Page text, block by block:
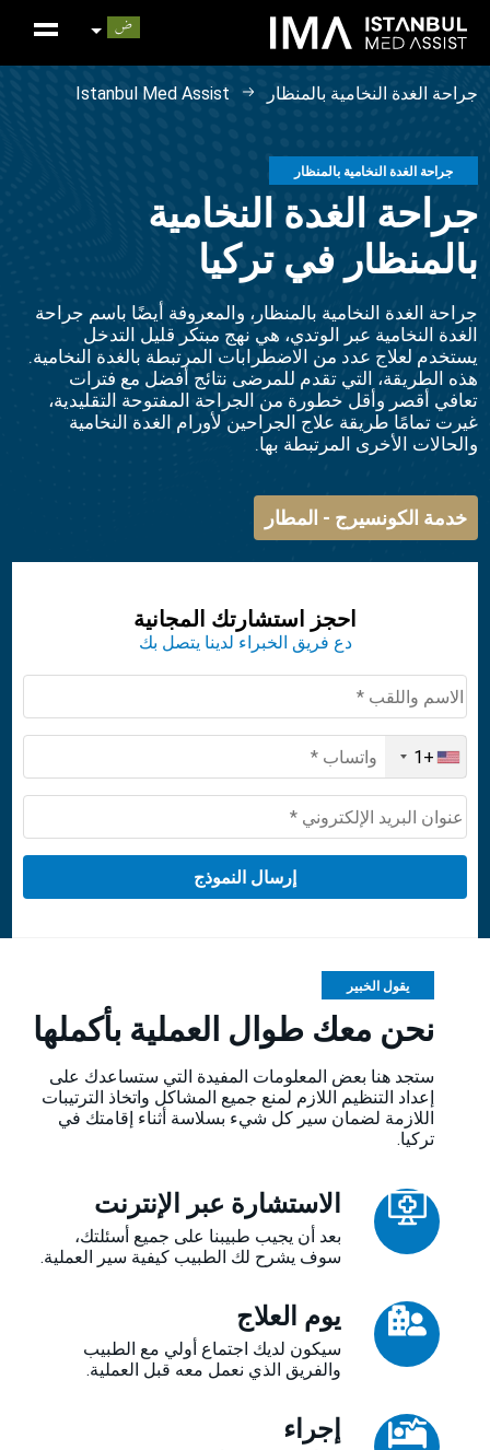
Istanbul Med Assist جراحة الغدة النخامية بالمنظار
جراحة الغدة النخامية بالمنظار
جراحة الغدة النخامية
بالمنظار في تركيا
جراحة الغدة النخامية بالمنظار، والمعروفة أيضًا باسم جراحة
الغدة النخامية عبر الوتدي، هي نهج مبتكر قليل التدخل
يستخدم لعلاج عدد من الاضطرابات المرتبطة بالغدة النخامية.
هذه الطريقة، التي تقدم للمرضى نتائج أفضل مع فترات
تعافي أقصر وأقل خطورة من الجراحة المفتوحة التقليدية،
غيرت تمامًا طريقة علاج الجراحين لأورام الغدة النخامية
والحالات الأخرى المرتبطة بها.
خدمة الكونسيرج - المطار
احجز استشارتك المجانية
دع فريق الخبراء لدينا يتصل بك
United
States
+1
+1
يقول الخبير
نحن معك طوال العملية بأكملها
ستجد هنا بعض المعلومات المفيدة التي ستساعدك على
إعداد التنظيم اللازم لمنع جميع المشاكل واتخاذ الترتيبات
اللازمة لضمان سير كل شيء بسلاسة أثناء إقامتك في
تركيا.
الاستشارة عبر الإنترنت
بعد أن يجيب طبيبنا على جميع أسئلتك،
سوف يشرح لك الطبيب كيفية سير العملية.
يوم العلاج
سيكون لديك اجتماع أولي مع الطبيب
والفريق الذي نعمل معه قبل العملية.
إجراء